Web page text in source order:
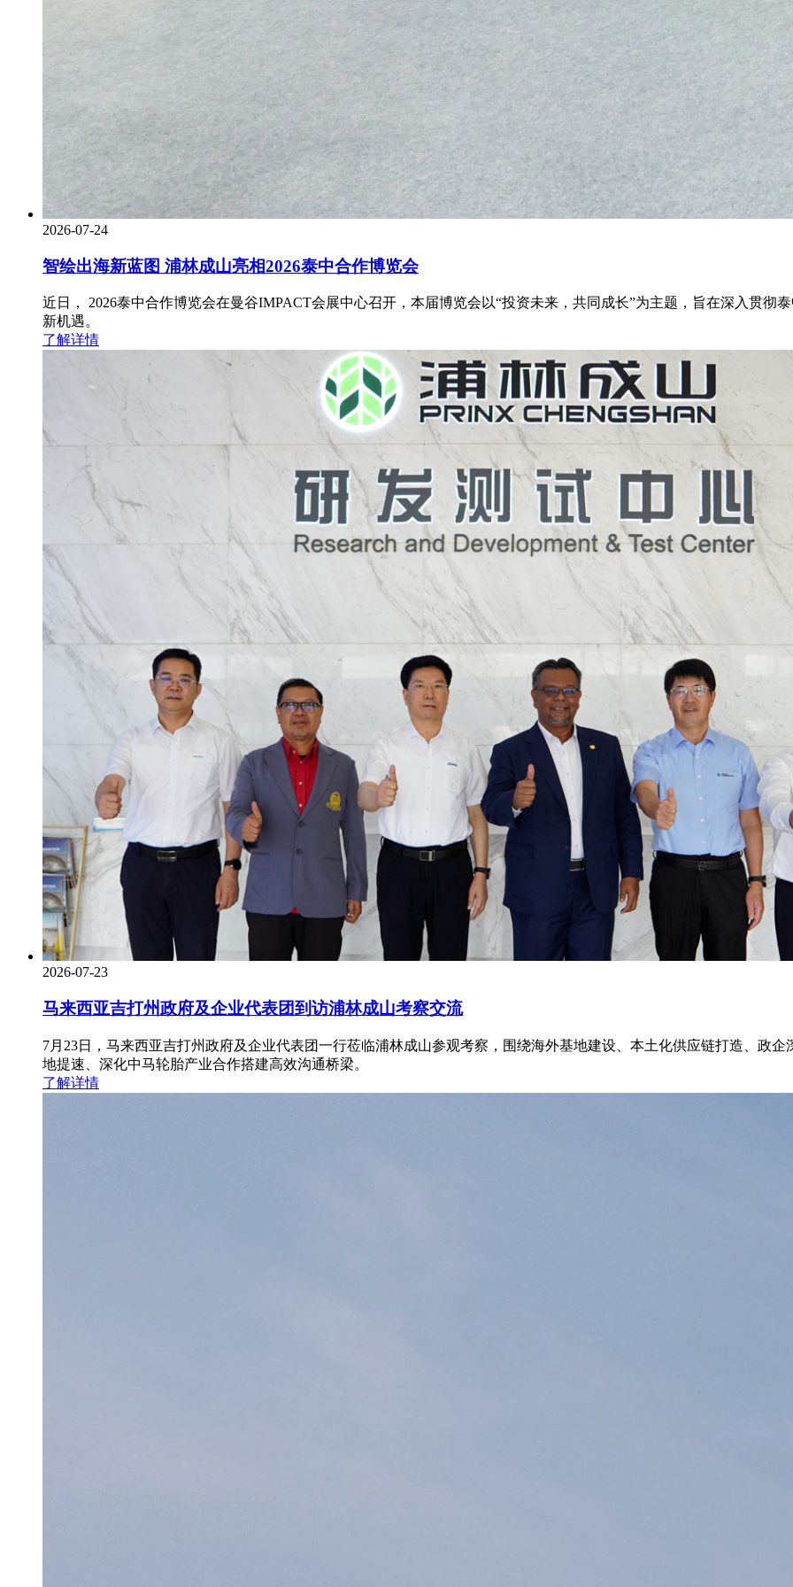
2026-07-24
智绘出海新蓝图 浦林成山亮相2026泰中合作博览会
近日， 2026泰中合作博览会在曼谷IMPACT会展中心召开，本届博览会以“投资未来，共同成长”为主题，旨在深入贯彻
新机遇。
了解详情
2026-07-23
马来西亚吉打州政府及企业代表团到访浦林成山考察交流
​7月23日，马来西亚吉打州政府及企业代表团一行莅临浦林成山参观考察，围绕海外基地建设、本土化供应链打造、政
地提速、深化中马轮胎产业合作搭建高效沟通桥梁。
了解详情